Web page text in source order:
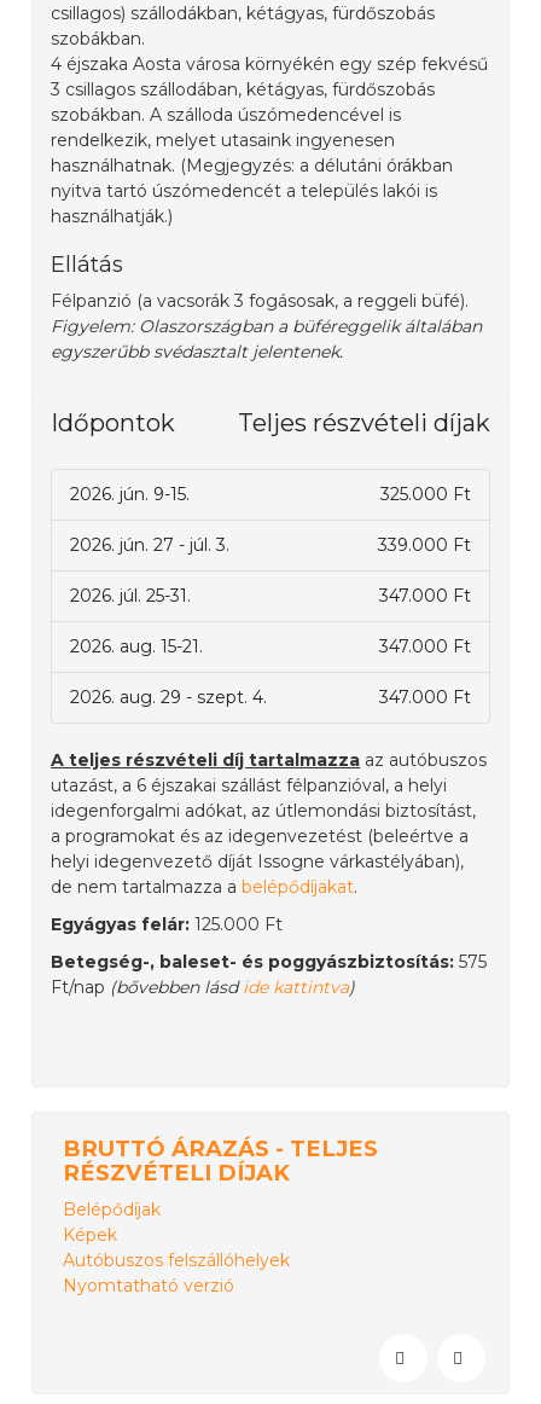
csillagos) szállodákban, kétágyas, fürdőszobás
szobákban.
4 éjszaka Aosta városa környékén egy szép fekvésű
3 csillagos szállodában, kétágyas, fürdőszobás
szobákban. A szálloda úszómedencével is
rendelkezik, melyet utasaink ingyenesen
használhatnak. (Megjegyzés: a délutáni órákban
nyitva tartó úszómedencét a település lakói is
használhatják.)
Ellátás
Félpanzió (a vacsorák 3 fogásosak, a reggeli büfé).
Figyelem: Olaszországban a büféreggelik általában
egyszerűbb svédasztalt jelentenek.
Időpontok Teljes részvételi díjak
2026. jún. 9-15. 325.000 Ft
2026. jún. 27 - júl. 3. 339.000 Ft
2026. júl. 25-31. 347.000 Ft
2026. aug. 15-21. 347.000 Ft
2026. aug. 29 - szept. 4. 347.000 Ft
A teljes részvételi díj tartalmazza az autóbuszos
utazást, a 6 éjszakai szállást félpanzióval, a helyi
idegenforgalmi adókat, az útlemondási biztosítást,
a programokat és az idegenvezetést (beleértve a
helyi idegenvezető díját Issogne várkastélyában),
de nem tartalmazza abelépődíjakat.
Egyágyas felár: 125.000 Ft
Betegség-, baleset- és poggyászbiztosítás: 575
Ft/nap (bővebben lásdide kattintva)
BRUTTÓ ÁRAZÁS - TELJES
RÉSZVÉTELI DÍJAK
Belépődíjak
Képek
Autóbuszos felszállóhelyek
Nyomtatható verzió